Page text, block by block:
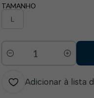
TAMANHO
L
Quantidade
Adicionar à lista